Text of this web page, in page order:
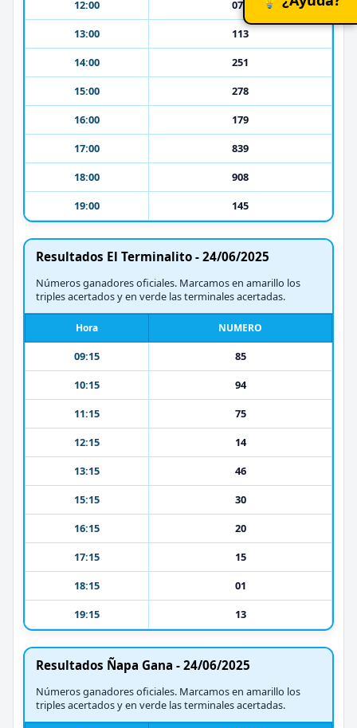
12:00
072
13:00
113
14:00
251
15:00
278
16:00
179
17:00
839
18:00
908
19:00
145
Resultados El Terminalito - 24/06/2025
Números ganadores oficiales. Marcamos en amarillo los
triples acertados y en verde las terminales acertadas.
Hora NUMERO
09:15
85
10:15
94
11:15
75
12:15
14
13:15
46
15:15
30
16:15
20
17:15
15
18:15
01
19:15
13
Resultados Ñapa Gana - 24/06/2025
Números ganadores oficiales. Marcamos en amarillo los
triples acertados y en verde las terminales acertadas.